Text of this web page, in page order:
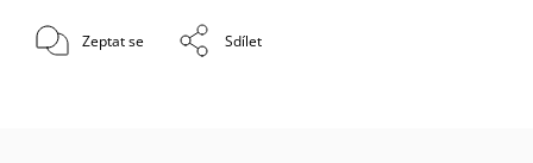
Zeptat se Sdílet